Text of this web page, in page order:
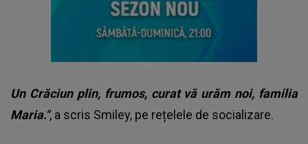
Un Crăciun plin, frumos, curat vă urăm noi, familia
Maria.", a scris Smiley, pe rețelele de socializare.